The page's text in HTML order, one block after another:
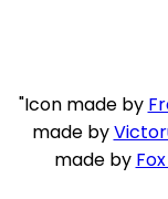
"Icon made by
made by
made by